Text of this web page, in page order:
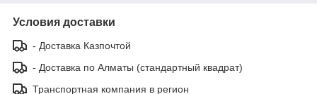
Условия доставки
- Доставка Казпочтой
- Доставка по Алматы (стандартный квадрат)
Транспортная компания в регион